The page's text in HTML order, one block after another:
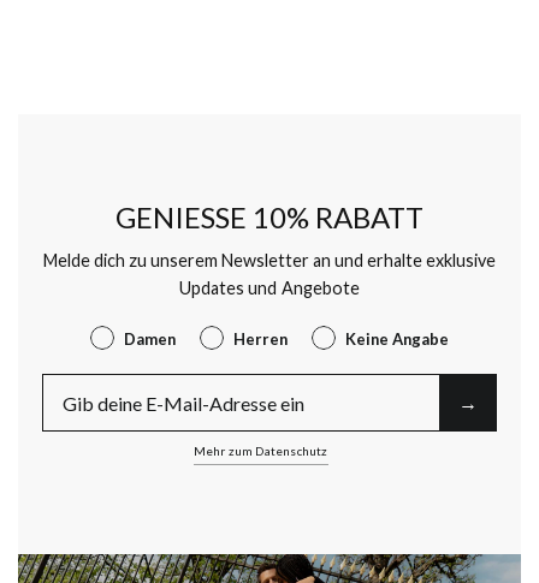
GENIESSE 10% RABATT
Melde dich zu unserem Newsletter an und erhalte exklusive
Updates und Angebote
Gender Damen Herren Keine Angabe
→︎
Mehr zum Datenschutz